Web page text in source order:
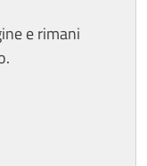
e rimani